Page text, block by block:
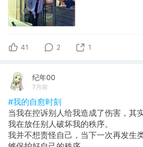
41 2 1
纪年00
7月前
#我的自愈时刻
当我在控诉别人给我造成了伤害，其
我在放任别人破坏我的秩序。
我并不想责怪自己，当下一次再发生